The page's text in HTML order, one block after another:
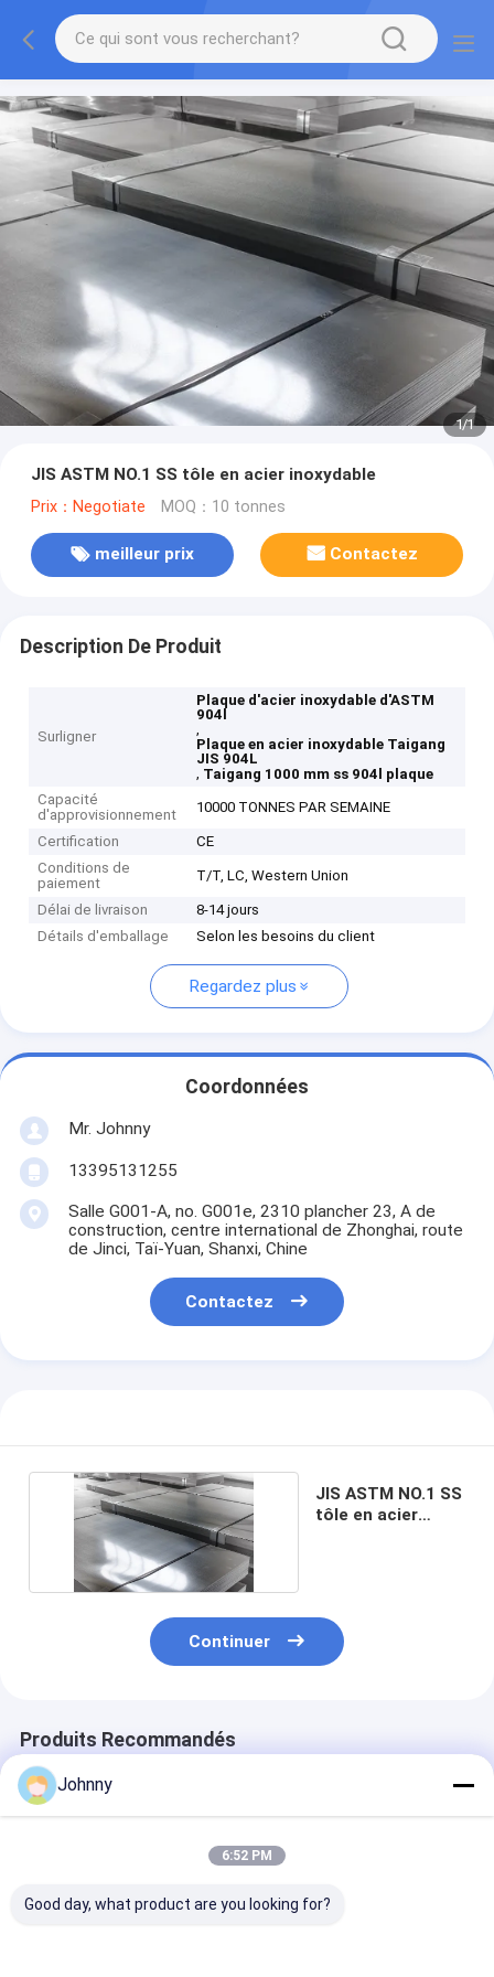
1/1
JIS ASTM NO.1 SS tôle en acier inoxydable
Prix：Negotiate MOQ：10 tonnes
meilleur prix Contactez
Description De Produit
Surligner
Plaque d'acier inoxydable d'ASTM
904l
,
Plaque en acier inoxydable Taigang
JIS 904L
, Taigang 1000 mm ss 904l plaque
Capacité
d'approvisionnement
10000 TONNES PAR SEMAINE
Certification
CE
Conditions de
paiement
T/T, LC, Western Union
Délai de livraison
8-14 jours
Détails d'emballage
Selon les besoins du client
Regardez plus
Coordonnées
Mr. Johnny
13395131255
Salle G001-A, no. G001e, 2310 plancher 23, A de
construction, centre international de Zhonghai, route
de Jinci, Taï-Yuan, Shanxi, Chine
Contactez
JIS ASTM NO.1 SS
tôle en acier
Continuer
Produits Recommandés
Johnny
6:52 PM
Good day, what product are you looking for?